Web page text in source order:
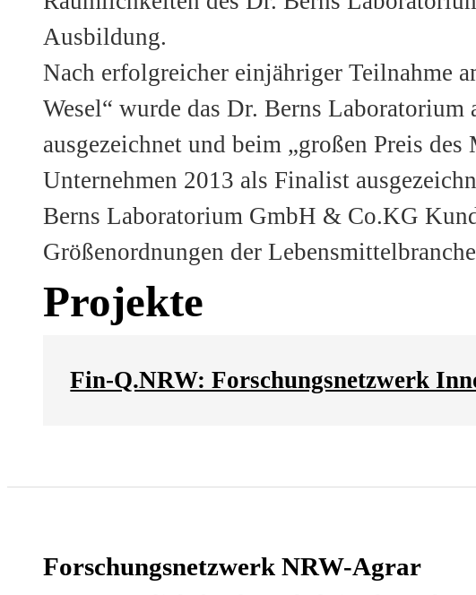
Ausbildung.
Nach erfolgreicher einjähriger Teilnahme
Wesel“ wurde das Dr. Berns
ausgezeichnet und beim „großen Preis
Unternehmen 2013 als Finalist
Berns Laboratorium GmbH & Co.KG
Größenordnungen der
Projekte
Fin-Q.NRW: Forschungsnetzwerk
Forschungsnetzwerk NRW-Agrar